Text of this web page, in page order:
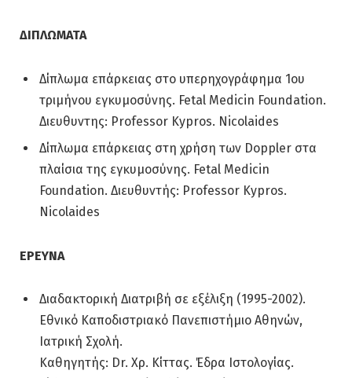
ΔΙΠΛΩΜΑΤΑ
Δίπλωμα επάρκειας στο υπερηχογράφημα 1ου
τριμήνου εγκυμοσύνης. Fetal Medicin Foundation.
Διευθυντης: Professor Kypros. Nicolaides
Δίπλωμα επάρκειας στη χρήση των Doppler στα
πλαίσια της εγκυμοσύνης. Fetal Medicin
Foundation. Διευθυντής: Professor Kypros.
Nicolaides
ΕΡΕΥΝΑ
Διαδακτορική Διατριβή σε εξέλιξη (1995-2002).
Εθνικό Καποδιστριακό Πανεπιστήμιο Αθηνών,
Ιατρική Σχολή.
Καθηγητής: Dr. Χρ. Κίττας. Έδρα Ιστολογίας.